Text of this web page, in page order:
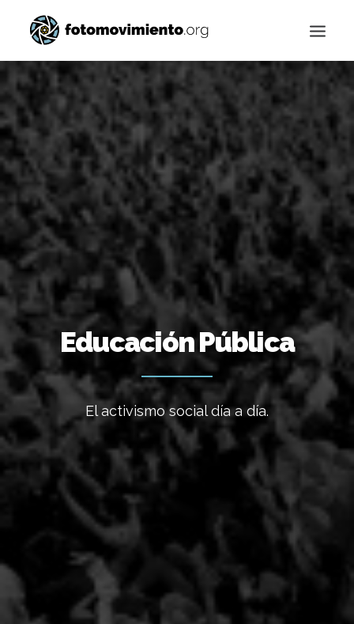
Buscar
Educación Pública
El activismo social día a día.